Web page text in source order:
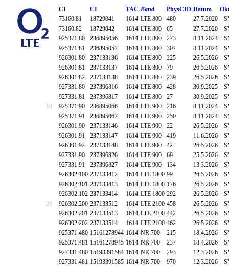
CI CI TAC Band PhysCID Datum
73160:81
18729041 1614 LTE 800 480 27.7.2020
73160:82
18729042 1614 LTE 800 65 27.7.2020
925371:80
236895056 1614 LTE 800 273 8.11.2024
925371:81
236895057 1614 LTE 800 307 8.11.2024
926301:80
237133136 1614 LTE 800 225 26.5.2026
926301:81
237133137 1614 LTE 800 79 26.5.2026
926301:82
237133138 1614 LTE 800 239 26.5.2026
927331:80
237396816 1614 LTE 800 428 30.9.2025
927331:81
237396817 1614 LTE 800 27 30.9.2025
10
925371:90 236895066 1614 LTE 900 216 8.11.2024
925371:91
236895067 1614 LTE 900 250 8.11.2024
926301:90
237133146 1614 LTE 900 22 26.5.2026
926301:91
237133147 1614 LTE 900 419 11.6.2026
926301:92
237133148 1614 LTE 900 42 26.5.2026
927331:90
237396826 1614 LTE 900 69 25.5.2026
927331:91
237396827 1614 LTE 900 134 13.3.2026
926302:100 237133412 1614 LTE 1800 99 26.5.2026
926302:101 237133413 1614 LTE 1800 176 26.5.2026
926302:102 237133414 1614 LTE 1800 292 26.5.2026
20
926302:200 237133512 1614 LTE 2100 458 26.5.2026
926302:201 237133513 1614 LTE 2100 442 26.5.2026
926302:202 237133514 1614 LTE 2100 462 26.5.2026
925371:480 15161278944 1614 NR 700 215 18.4.2026
925371:481 15161278945 1614 NR 700 237 18.4.2026
927331:480 15193391584 1614 NR 700 293 12.3.2026
927331:481 15193391585 1614 NR 700 970 12.3.2026